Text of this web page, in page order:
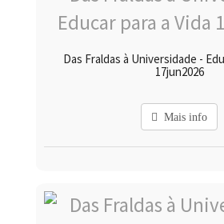
Das Fraldas à Universidade -
17jun2026
Mais info